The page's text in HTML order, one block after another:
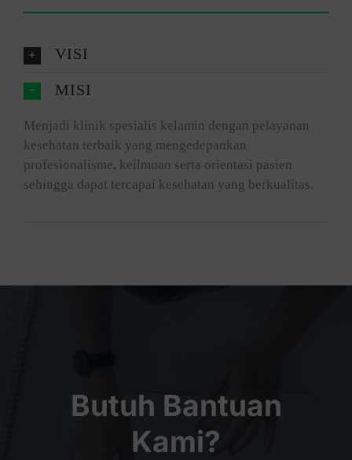
VISI
MISI
Menjadi klinik spesialis kelamin dengan pelayanan
kesehatan terbaik yang mengedepankan
profesionalisme, keilmuan serta orientasi pasien
sehingga dapat tercapai kesehatan yang berkualitas.
Butuh Bantuan
Kami?